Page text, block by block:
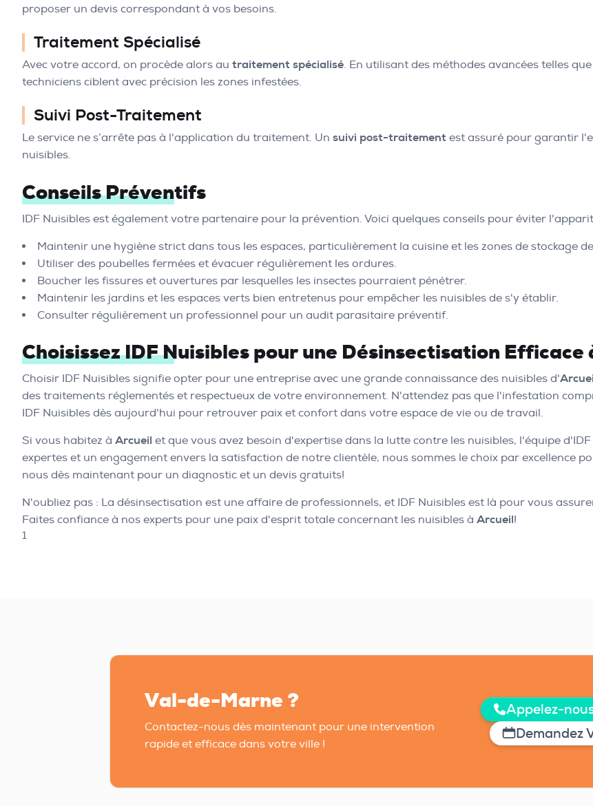
proposer un devis correspondant à vos besoins.
Traitement Spécialisé
Avec votre accord, on procède alors au traitement spécialisé. En utilisant des méthodes avancées telles
techniciens ciblent avec précision les zones infestées.
Suivi Post-Traitement
Le service ne s’arrête pas à l'application du traitement. Un suivi post-traitement est assuré pour garantir
nuisibles.
Conseils Préventifs
IDF Nuisibles est également votre partenaire pour la prévention. Voici quelques conseils pour éviter
Maintenir une hygiène strict dans tous les espaces, particulièrement la cuisine et les zones de stockage
Utiliser des poubelles fermées et évacuer régulièrement les ordures.
Boucher les fissures et ouvertures par lesquelles les insectes pourraient pénétrer.
Maintenir les jardins et les espaces verts bien entretenus pour empêcher les nuisibles de s'y établir.
Consulter régulièrement un professionnel pour un audit parasitaire préventif.
Choisissez IDF Nuisibles pour une Désinsectisation Efficace
Choisir IDF Nuisibles signifie opter pour une entreprise avec une grande connaissance des nuisibles d'
des traitements réglementés et respectueux de votre environnement. N'attendez pas que l'infestation
IDF Nuisibles dès aujourd'hui pour retrouver paix et confort dans votre espace de vie ou de travail.
Si vous habitez à Arcueil et que vous avez besoin d'expertise dans la lutte contre les nuisibles, l'équipe
expertes et un engagement envers la satisfaction de notre clientèle, nous sommes le choix par excellence
nous dès maintenant pour un diagnostic et un devis gratuits!
N'oubliez pas : La désinsectisation est une affaire de professionnels, et IDF Nuisibles est là pour vous
Faites confiance à nos experts pour une paix d'esprit totale concernant les nuisibles à Arcueil!
1
Val-de-Marne ?
Contactez-nous dès maintenant pour une intervention
rapide et efficace dans votre ville !
Appelez-
Demandez